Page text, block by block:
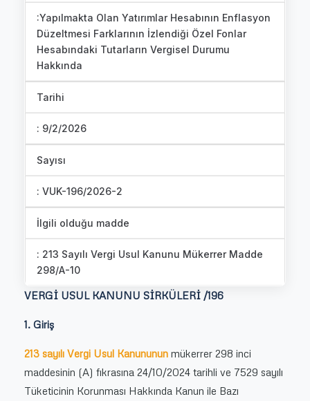
:Yapılmakta Olan Yatırımlar Hesabının Enflasyon
Düzeltmesi Farklarının İzlendiği Özel Fonlar
Hesabındaki Tutarların Vergisel Durumu
Hakkında
Tarihi
: 9/2/2026
Sayısı
: VUK-196/2026-2
İlgili olduğu madde
: 213 Sayılı Vergi Usul Kanunu Mükerrer Madde
298/A-10
VERGİ USUL KANUNU SİRKÜLERİ /196
1. Giriş
213 sayılı Vergi Usul Kanununun mükerrer 298 inci
maddesinin (A) fıkrasına 24/10/2024 tarihli ve 7529 sayılı
Tüketicinin Korunması Hakkında Kanun ile Bazı